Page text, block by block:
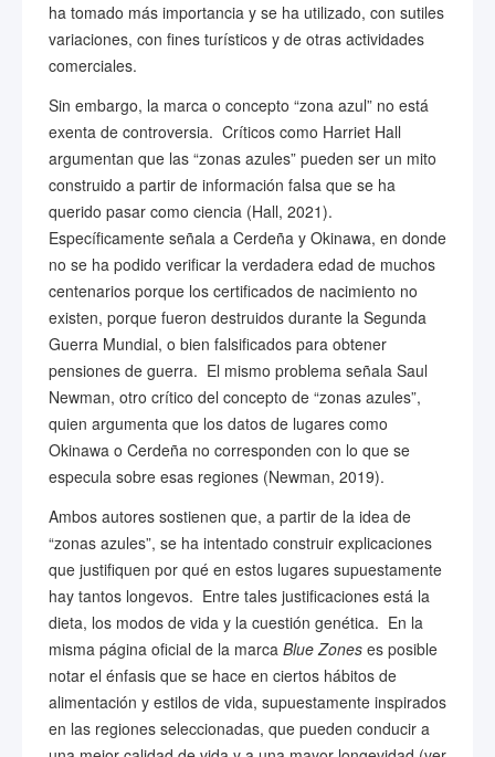
ha tomado más importancia y se ha utilizado, con sutiles
variaciones, con fines turísticos y de otras actividades
comerciales.
Sin embargo, la marca o concepto “zona azul” no está
exenta de controversia. Críticos como Harriet Hall
argumentan que las “zonas azules” pueden ser un mito
construido a partir de información falsa que se ha
querido pasar como ciencia (Hall, 2021).
Específicamente señala a Cerdeña y Okinawa, en donde
no se ha podido verificar la verdadera edad de muchos
centenarios porque los certificados de nacimiento no
existen, porque fueron destruidos durante la Segunda
Guerra Mundial, o bien falsificados para obtener
pensiones de guerra. El mismo problema señala Saul
Newman, otro crítico del concepto de “zonas azules”,
quien argumenta que los datos de lugares como
Okinawa o Cerdeña no corresponden con lo que se
especula sobre esas regiones (Newman, 2019).
Ambos autores sostienen que, a partir de la idea de
“zonas azules”, se ha intentado construir explicaciones
que justifiquen por qué en estos lugares supuestamente
hay tantos longevos. Entre tales justificaciones está la
dieta, los modos de vida y la cuestión genética. En la
misma página oficial de la marca Blue Zones es posible
notar el énfasis que se hace en ciertos hábitos de
alimentación y estilos de vida, supuestamente inspirados
en las regiones seleccionadas, que pueden conducir a